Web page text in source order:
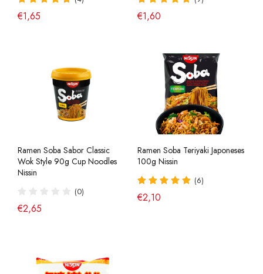
€1,65 €1,60
Ramen Soba Sabor Classic
Wok Style 90g Cup Noodles
Nissin
(0)
€2,65
Ramen Soba Teriyaki Japoneses
100g Nissin
(6)
€2,10